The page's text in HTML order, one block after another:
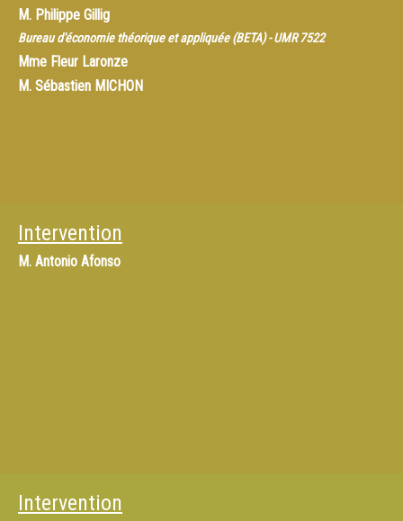
M. Philippe Gillig
Bureau d'économie théorique et appliquée (BETA) - UMR 7522
Mme Fleur Laronze
M. Sébastien MICHON
Intervention
M. Antonio Afonso
Intervention